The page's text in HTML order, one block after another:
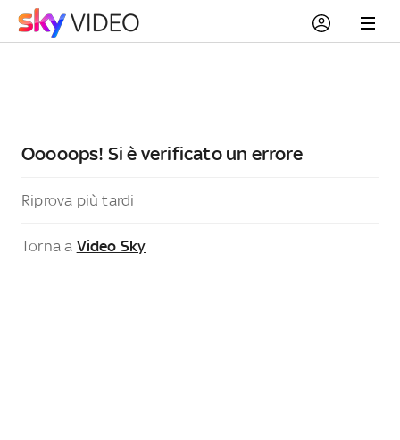
Ooooops! Si è verificato un errore
Riprova più tardi
Torna a Video Sky